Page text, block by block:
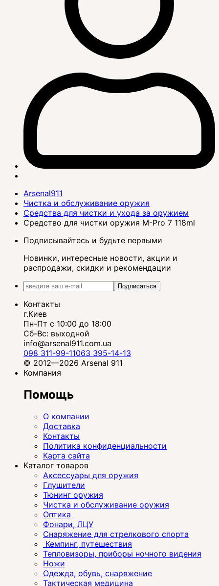
Arsenal911
Чистка и обслуживание оружия
Средства для чистки и ухода за оружием
Средство для чистки оружия M-Pro 7 118ml
Подписывайтесь и будьте первыми
Новинки, интересные новости, акции и
распродажи, скидки и рекомендации
Подписаться
Контакты
г.Киев
Пн-Пт с 10:00 до 18:00
Сб-Вс: выходной
info@arsenal911.com.ua
098 311-99-11063 395-14-13
© 2012—2026 Arsenal 911
Компания
Помощь
О компании
Доставка
Контакты
Политика конфиденциальности
Карта сайта
Каталог товаров
Аксессуары для оружия
Глушители
Тюнинг оружия
Чистка и обслуживание оружия
Оптика
Фонари, ЛЦУ
Снаряжение для стрелкового спорта
Кемпинг, путешествия
Тепловизоры, приборы ночного видения
Ножи
Одежда, обувь, снаряжение
Тактическая медицина